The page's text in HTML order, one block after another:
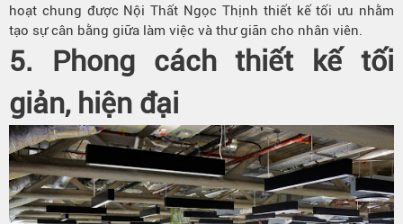
hoạt chung được Nội Thất Ngọc Thịnh thiết kế tối ưu nhằm
tạo sự cân bằng giữa làm việc và thư giãn cho nhân viên.
5. Phong cách thiết kế tối
giản, hiện đại